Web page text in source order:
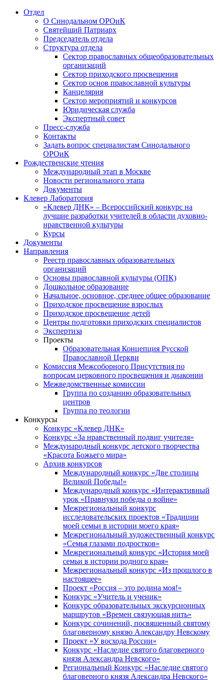
Отдел
О Синодальном ОРОиК
Святейший Патриарх
Председатель отдела
Структура отдела
Сектор православных общеобразовательных
организаций
Сектор приходского просвещения
Сектор основ православной культуры
Канцелярия
Сектор мероприятий и конкурсов
Юридическая служба
Экспертный совет
Пресс-служба
Контакты
Задать вопрос специалистам Синодального
ОРОиК
Рождественские чтения
Международный этап в Москве
Новости регионального этапа
Документы
Клевер Лаборатория
«Клевер ДНК» – Всероссийский конкурс на
лучшие разработки учителей в области духовно-
нравственной культуры
Курсы
Документы
Направления
Реестр православных образовательных
организаций
Основы православной культуры (ОПК)
Дошкольное образование
Начальное, основное, среднее общее образование
Приходское просвещение взрослых
Приходское просвещение детей
Центры подготовки приходских специалистов
Экспертиза
Проекты
Образовательная Концепция Русской
Православной Церкви
Комиссия Межсоборного Присутствия по
вопросам церковного просвещения и диаконии
Межведомственные комиссии
Группа по созданию образовательных
центров
Группа по теологии
Конкурсы
Конкурс «Клевер ДНК»
Конкурс «За нравственный подвиг учителя»
Международный конкурс детского творчества
«Красота Божьего мира»
Архив конкурсов
Международный конкурс «Две столицы
Великой Победы!»
Международный конкурс «Интерактивный
урок «Правнуки победы о войне»
Межрегиональный конкурс
исследовательских проектов «Традиции
моей семьи в истории моего края»
Межрегиональный художественный конкурс
«Семья глазами подростков»
Межрегиональный конкурс «История моей
семьи в истории родного края»
Межрегиональный конкурс «Из прошлого в
настоящее»
Проект «Россия – это родина моя!»
Конкурс «Учитель и ученик»
Конкурс образовательных экскурсионных
маршрутов «Времен связующая нить»
Конкурс сочинений, посвященный святому
благоверному князю Александру Невскому
Проект «У восхода России»
Конкурс «Наследие святого благоверного
князя Александра Невского»
Региональный Конкурс «Наследие святого
благоверного князя Александра Невского»